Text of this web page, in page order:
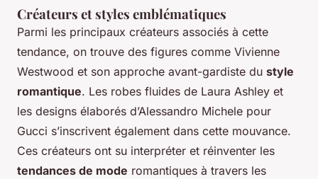
Créateurs et styles emblématiques
Parmi les principaux créateurs associés à cette
tendance, on trouve des figures comme Vivienne
Westwood et son approche avant-gardiste du style
romantique. Les robes fluides de Laura Ashley et
les designs élaborés d’Alessandro Michele pour
Gucci s’inscrivent également dans cette mouvance.
Ces créateurs ont su interpréter et réinventer les
tendances de mode romantiques à travers les